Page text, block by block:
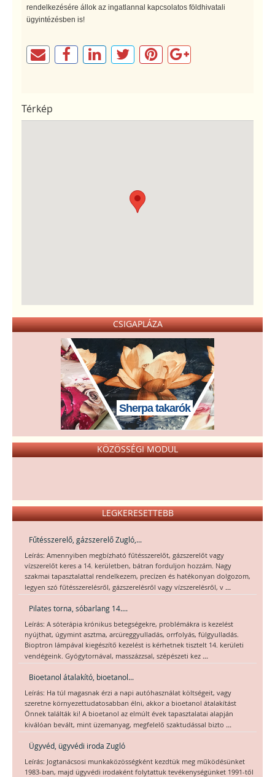
rendelkezésére állok az ingatlannal kapcsolatos földhivatali
ügyintézésben is!
Térkép
CSIGAPLÁZA
Sherpa takarók
KÖZÖSSÉGI MODUL
LEGKERESETTEBB
Fűtésszerelő, gázszerelő Zugló,...
Leírás: Amennyiben megbízható fűtésszerelőt, gázszerelőt vagy
vízszerelőt keres a 14. kerületben, bátran forduljon hozzám. Nagy
szakmai tapasztalattal rendelkezem, precízen és hatékonyan dolgozom,
legyen szó fűtésszerelésről, gázszerelésről vagy vízszerelésről, v ...
Pilates torna, sóbarlang 14....
Leírás: A sóterápia krónikus betegségekre, problémákra is kezelést
nyújthat, úgymint asztma, arcüreggyulladás, orrfolyás, fülgyulladás.
Bioptron lámpával kiegészítő kezelést is kérhetnek tisztelt 14. kerületi
vendégeink. Gyógytornával, masszázzsal, szépészeti kez ...
Bioetanol átalakító, bioetanol...
Leírás: Ha túl magasnak érzi a napi autóhasználat költségeit, vagy
szeretne környezettudatosabban élni, akkor a bioetanol átalakítást
Önnek találták ki! A bioetanol az elmúlt évek tapasztalatai alapján
kiválóan bevált, mint üzemanyag, megfelelő szaktudással bizto ...
Ügyvéd, ügyvédi iroda Zugló
Leírás: Jogtanácsosi munkaközösségként kezdtük meg működésünket
1983-ban, majd ügyvédi irodaként folytattuk tevékenységünket 1991-től